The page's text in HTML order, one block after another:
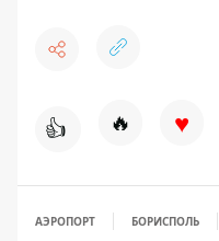
👍 🔥 ♥
АЭРОПОРТ БОРИСПОЛЬ